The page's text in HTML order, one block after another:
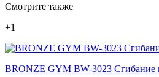
Смотрите также
+1
BRONZE GYM BW-3023 Сгибание